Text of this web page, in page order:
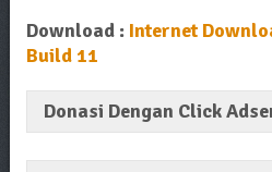
Download : Internet
Build 11
Donasi Dengan Click